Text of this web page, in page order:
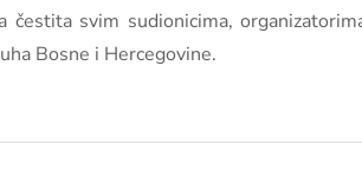
svim sudionicima,
Bosne i Hercegovine.